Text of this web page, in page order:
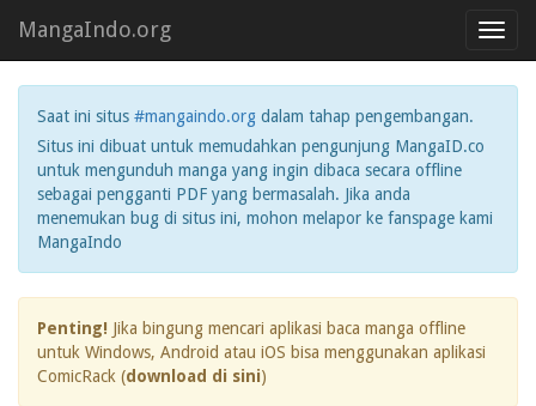
MangaIndo.org
Saat ini situs #mangaindo.org dalam tahap pengembangan.
Situs ini dibuat untuk memudahkan pengunjung MangaID.co
untuk mengunduh manga yang ingin dibaca secara offline
sebagai pengganti PDF yang bermasalah. Jika anda
menemukan bug di situs ini, mohon melapor ke fanspage kami
MangaIndo
Penting! Jika bingung mencari aplikasi baca manga offline
untuk Windows, Android atau iOS bisa menggunakan aplikasi
ComicRack (download di sini)